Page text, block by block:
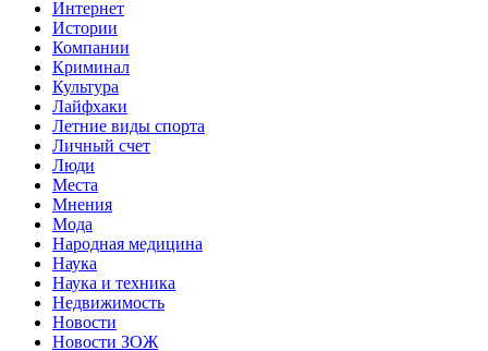
Интернет
Истории
Компании
Криминал
Культура
Лайфхаки
Летние виды спорта
Личный счет
Люди
Места
Мнения
Мода
Народная медицина
Наука
Наука и техника
Недвижимость
Новости
Новости ЗОЖ